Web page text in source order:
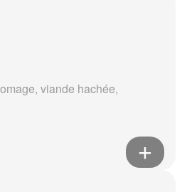
viande hachée,